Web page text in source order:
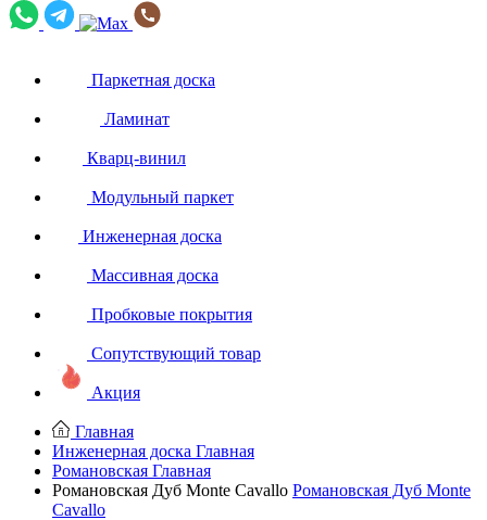
Паркетная доска
Ламинат
Кварц-винил
Модульный паркет
Инженерная доска
Массивная доска
Пробковые покрытия
Сопутствующий товар
Акция
Главная
Инженерная доска Главная
Романовская Главная
Романовская Дуб Monte Cavallo Романовская Дуб Monte
Cavallo